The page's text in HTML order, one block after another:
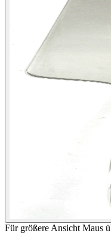
Für größere Ansicht Maus